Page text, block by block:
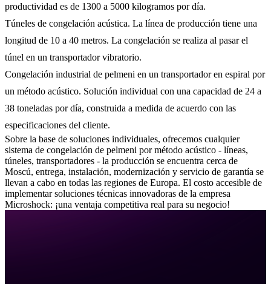
productividad es de 1300 a 5000 kilogramos por día.
Túneles de congelación acústica. La línea de producción tiene una
longitud de 10 a 40 metros. La congelación se realiza al pasar el
túnel en un transportador vibratorio.
Congelación industrial de pelmeni en un transportador en espiral por
un método acústico. Solución individual con una capacidad de 24 a
38 toneladas por día, construida a medida de acuerdo con las
especificaciones del cliente.
Sobre la base de soluciones individuales, ofrecemos cualquier
sistema de congelación de pelmeni por método acústico - líneas,
túneles, transportadores - la producción se encuentra cerca de
Moscú, entrega, instalación, modernización y servicio de garantía se
llevan a cabo en todas las regiones de Europa. El costo accesible de
implementar soluciones técnicas innovadoras de la empresa
Microshock: ¡una ventaja competitiva real para su negocio!